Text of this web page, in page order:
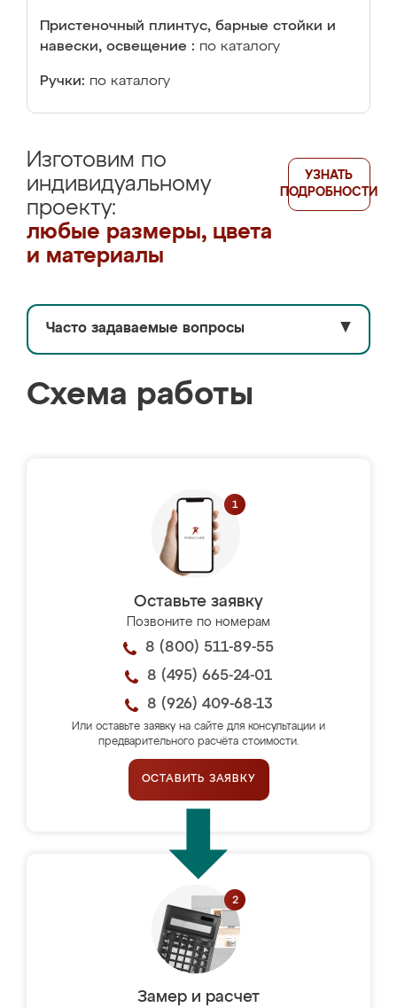
Пристеночный плинтус, барные стойки и
навески, освещение : по каталогу
Ручки: по каталогу
Изготовим по
индивидуальному
проекту:
любые размеры, цвета
и материалы
УЗНАТЬ
ПОДРОБНОСТИ
Часто задаваемые вопросы ▼
Схема работы
Оставьте заявку
Позвоните по номерам
8 (800) 511-89-55
8 (495) 665-24-01
8 (926) 409-68-13
Или оставьте заявку на сайте для консультации и
предварительного расчёта стоимости.
ОСТАВИТЬ ЗАЯВКУ
Замер и расчет